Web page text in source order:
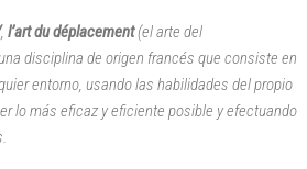
, l’art du déplacement(el arte del
disciplina de origen francés que consiste en
entorno, usando las habilidades del propio
lo más eficaz y eficiente posible y efectuando